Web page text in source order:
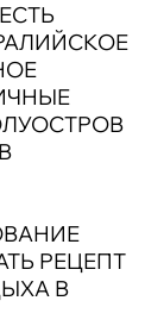
РЕЦЕПТ
В